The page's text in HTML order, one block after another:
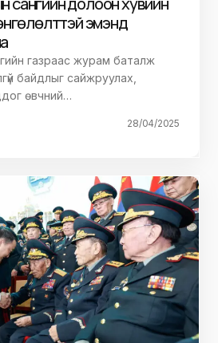
эмэнд
газраас журам баталж
байдлыг сайжруулах,
өвчний…
28/04/2025